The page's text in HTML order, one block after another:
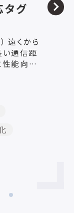
ズ」
にも対
温や高
機に反
取可能
に合わ
ルムタ
イプの